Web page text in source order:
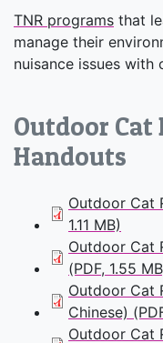
TNR programs that
manage their
nuisance issues with
Outdoor
Handouts
Outdoor Cat
1.11 MB)
Outdoor Cat
(PDF, 1.55
Outdoor Cat
Chinese)
Outdoor Cat